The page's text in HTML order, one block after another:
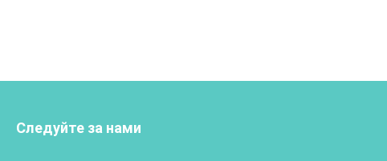
Следуйте за нами